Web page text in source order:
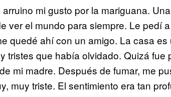
mi gusto por la mariguana.
ver el mundo para siempre. Le pedí
quedé ahí con un amigo. La casa
tristes que había olvidado. Quizá fue
mi madre. Después de fumar, me
muy triste. El sentimiento era tan